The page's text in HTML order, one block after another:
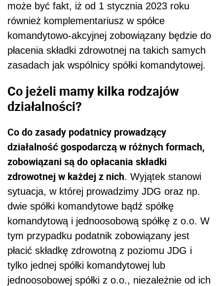
może być fakt, iż od 1 stycznia 2023 roku
również komplementariusz w spółce
komandytowo-akcyjnej zobowiązany będzie do
płacenia składki zdrowotnej na takich samych
zasadach jak wspólnicy spółki komandytowej.
Co jeżeli mamy kilka rodzajów
działalności?
Co do zasady podatnicy prowadzący
działalność gospodarczą w różnych formach,
zobowiązani są do opłacania składki
zdrowotnej w każdej z nich. Wyjątek stanowi
sytuacja, w której prowadzimy JDG oraz np.
dwie spółki komandytowe bądź spółkę
komandytową i jednoosobową spółkę z o.o. W
tym przypadku podatnik zobowiązany jest
płacić składkę zdrowotną z poziomu JDG i
tylko jednej spółki komandytowej lub
jednoosobowej spółki z o.o., niezależnie od ich